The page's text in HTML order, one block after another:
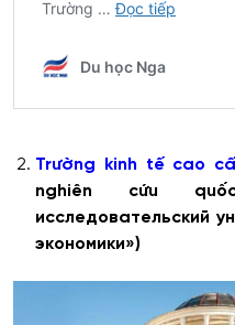
Trường kinh tế cao
nghiên cứu
исследовательский
экономики»)